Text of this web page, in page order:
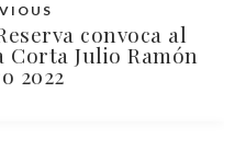
convoca al
Corta Julio Ramón
2022